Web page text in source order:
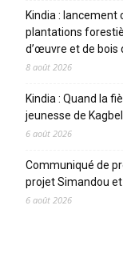
Kindia : lancement
plantations
d’œuvre et de bois
8 août 2026
Kindia : Quand la
jeunesse de
6 août 2026
Communiqué de
projet Simandou
6 août 2026